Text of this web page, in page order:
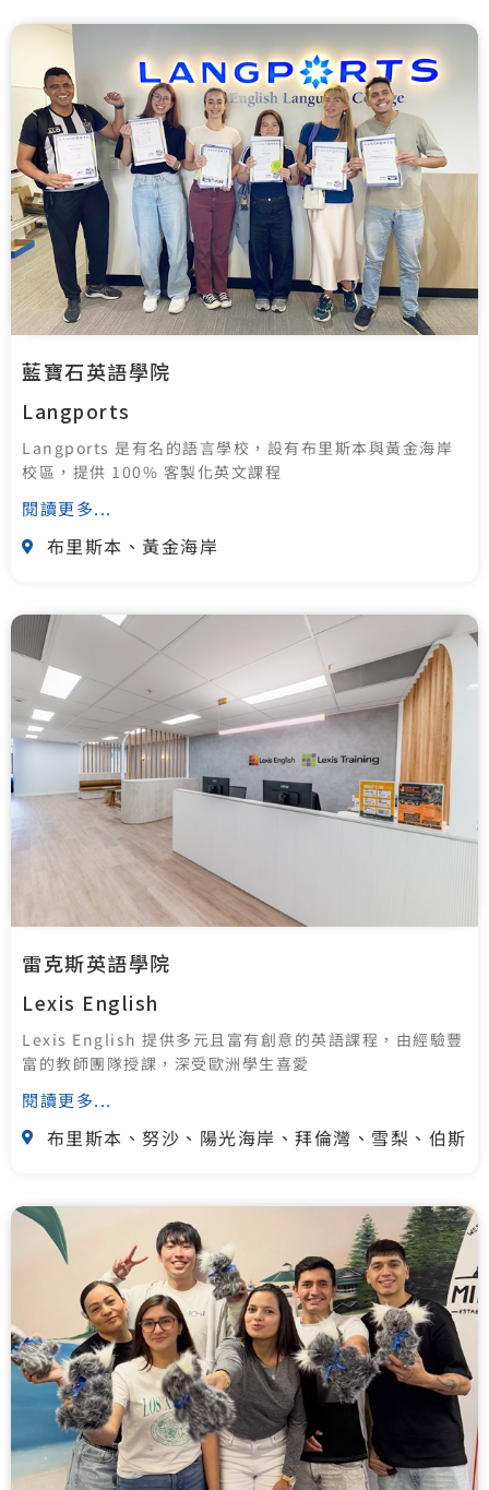
藍寶石英語學院
Langports
Langports 是有名的語言學校，設有布里斯本與黃金海岸
校區，提供 100% 客製化英文課程
閱讀更多...
布里斯本、黃金海岸
雷克斯英語學院
Lexis English
Lexis English 提供多元且富有創意的英語課程，由經驗豐
富的教師團隊授課，深受歐洲學生喜愛
閱讀更多...
布里斯本、努沙、陽光海岸、拜倫灣、雪梨、伯斯